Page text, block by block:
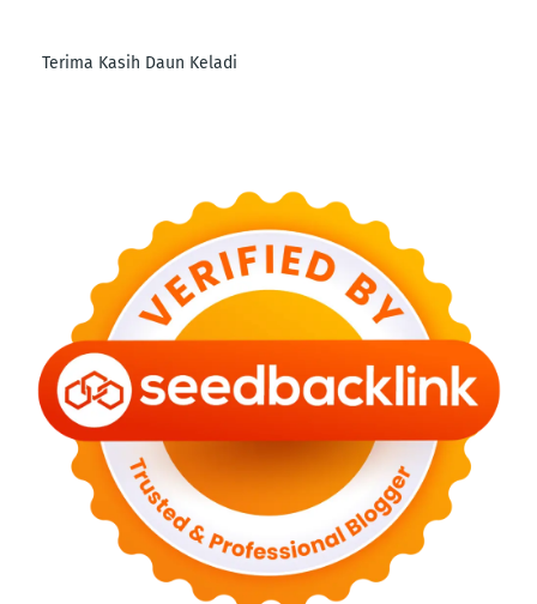
Terima Kasih Daun Keladi